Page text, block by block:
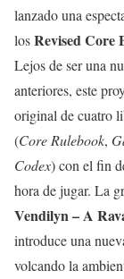
lanzado una
losRevised Core
Lejos de ser una
anteriores, este
original de cuatro
(Core Rulebook,
Codex) con el fin
hora de jugar. La
Vendilyn – A
introduce una
volcando la